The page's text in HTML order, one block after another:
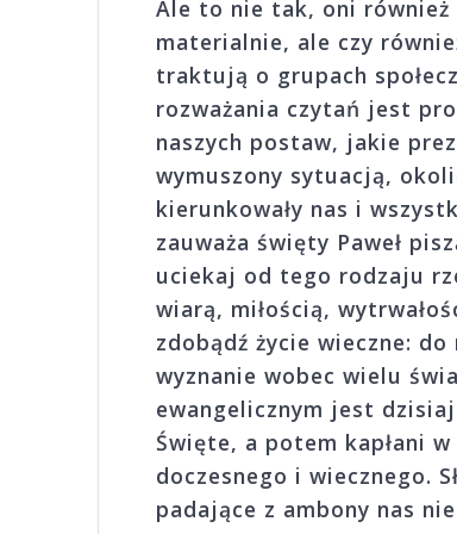
Ale to nie tak, oni
materialnie, ale czy
traktują o grupach
rozważania czytań jest
naszych postaw, jakie
wymuszony sytuacją,
kierunkowały nas i
zauważa święty Paweł
uciekaj od tego rodzaju
wiarą, miłością,
zdobądź życie wieczne: do
wyznanie wobec wielu
ewangelicznym jest
Święte, a potem kapłani
doczesnego i wiecznego.
padające z ambony nas